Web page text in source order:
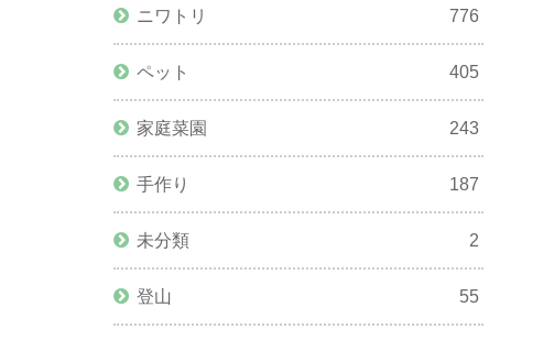
ニワトリ 776
ペット 405
家庭菜園 243
手作り 187
未分類 2
登山 55